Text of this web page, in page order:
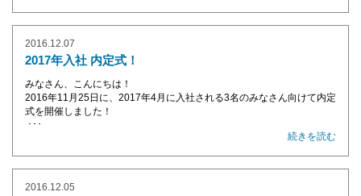
2016.12.07
2017年入社 内定式！
みなさん、こんにちは！
2016年11月25日に、2017年4月に入社される3名のみなさん向けて内定
式を開催しました！
･･･
続きを読む
2016.12.05